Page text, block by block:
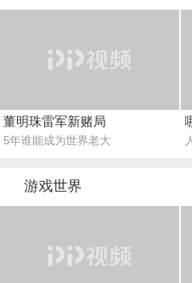
董明珠雷军新赌局
5年谁能成为世界老大
游戏世界